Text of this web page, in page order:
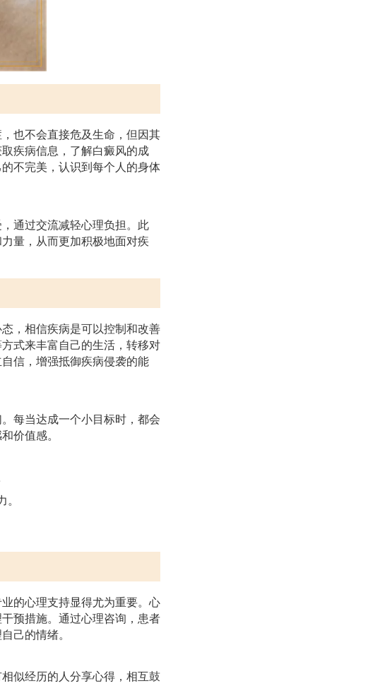
也不会直接危及生命，但因其
疾病信息，了解白癜风的成
不完美，认识到每个人的身体
通过交流减轻心理负担。此
量，从而更加积极地面对疾
，相信疾病是可以控制和改善
式来丰富自己的生活，转移对
信，增强抵御疾病侵袭的能
每当达成一个小目标时，都会
价值感。
。
的心理支持显得尤为重要。心
预措施。通过心理咨询，患者
己的情绪。
似经历的人分享心得，相互鼓